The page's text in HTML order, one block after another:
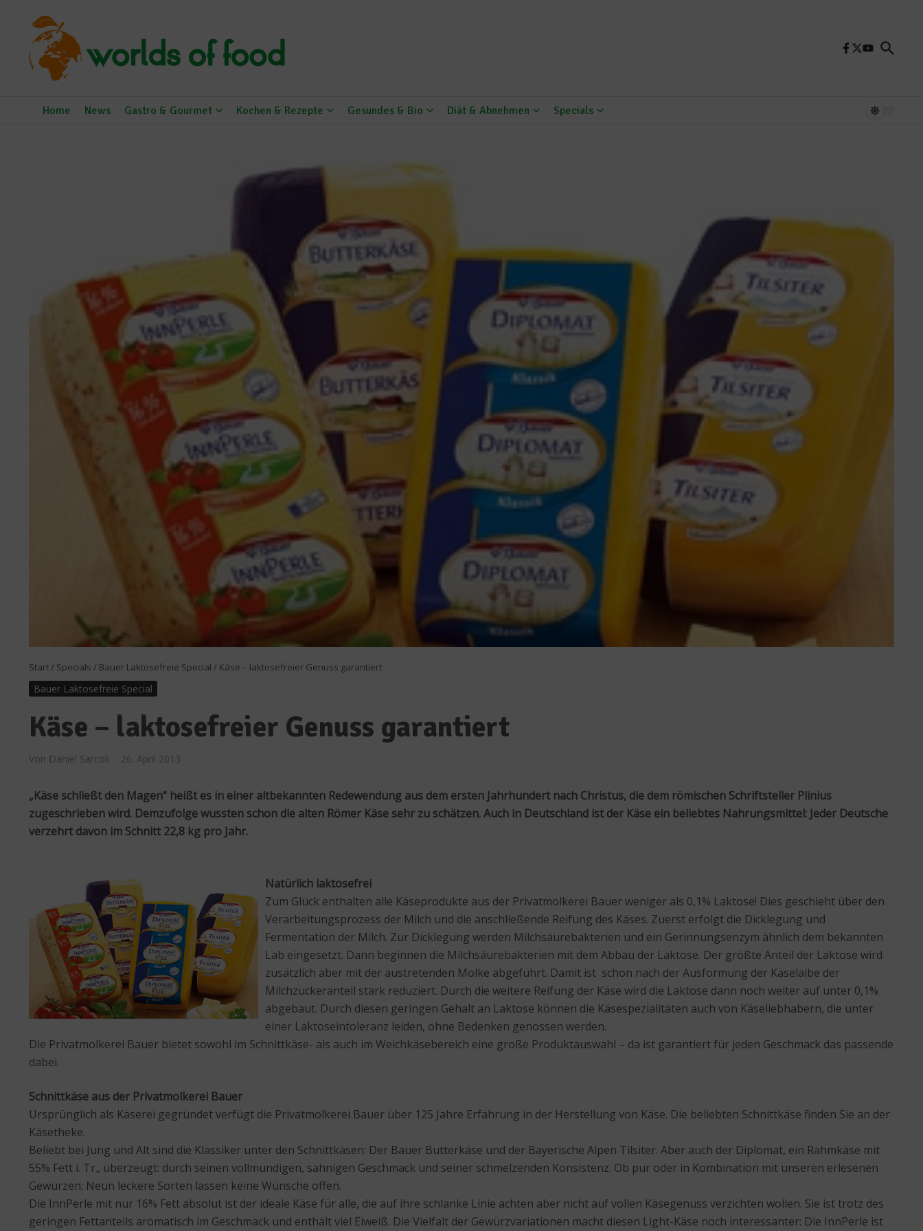
Home News Gastro & Gourmet Kochen & Rezepte Gesundes & Bio Diät & Abnehmen Specials
Start/ Specials / Bauer Laktosefreie Special / Käse – laktosefreier Genuss garantiert
Bauer Laktosefreie Special
Käse – laktosefreier Genuss garantiert
Von Daniel Sarcoli 26. April 2013
„Käse schließt den Magen“ heißt es in einer altbekannten Redewendung aus dem ersten Jahrhundert nach Christus, die dem römischen Schriftsteller Plinius
zugeschrieben wird. Demzufolge wussten schon die alten Römer Käse sehr zu schätzen. Auch in Deutschland ist der Käse ein beliebtes Nahrungsmittel: Jeder Deutsche
verzehrt davon im Schnitt 22,8 kg pro Jahr.
Natürlich laktosefrei
Zum Glück enthalten alle Käseprodukte aus der Privatmolkerei Bauer weniger als 0,1% Laktose! Dies geschieht über den
Verarbeitungsprozess der Milch und die anschließende Reifung des Käses. Zuerst erfolgt die Dicklegung und
Fermentation der Milch. Zur Dicklegung werden Milchsäurebakterien und ein Gerinnungsenzym ähnlich dem bekannten
Lab eingesetzt. Dann beginnen die Milchsäurebakterien mit dem Abbau der Laktose. Der größte Anteil der Laktose wird
zusätzlich aber mit der austretenden Molke abgeführt. Damit ist schon nach der Ausformung der Käselaibe der
Milchzuckeranteil stark reduziert. Durch die weitere Reifung der Käse wird die Laktose dann noch weiter auf unter 0,1%
abgebaut. Durch diesen geringen Gehalt an Laktose können die Käsespezialitäten auch von Käseliebhabern, die unter
einer Laktoseintoleranz leiden, ohne Bedenken genossen werden.
Die Privatmolkerei Bauer bietet sowohl im Schnittkäse- als auch im Weichkäsebereich eine große Produktauswahl – da ist garantiert für jeden Geschmack das passende
dabei.
Schnittkäse aus der Privatmolkerei Bauer
Ursprünglich als Käserei gegründet verfügt die Privatmolkerei Bauer über 125 Jahre Erfahrung in der Herstellung von Käse. Die beliebten Schnittkäse finden Sie an der
Käsetheke.
Beliebt bei Jung und Alt sind die Klassiker unter den Schnittkäsen: Der Bauer Butterkäse und der Bayerische Alpen Tilsiter. Aber auch der Diplomat, ein Rahmkäse mit
55% Fett i. Tr., überzeugt: durch seinen vollmundigen, sahnigen Geschmack und seiner schmelzenden Konsistenz. Ob pur oder in Kombination mit unseren erlesenen
Gewürzen: Neun leckere Sorten lassen keine Wünsche offen.
Die InnPerle mit nur 16% Fett absolut ist der ideale Käse für alle, die auf ihre schlanke Linie achten aber nicht auf vollen Käsegenuss verzichten wollen. Sie ist trotz des
geringen Fettanteils aromatisch im Geschmack und enthält viel Eiweiß. Die Vielfalt der Gewürzvariationen macht diesen Light-Käse noch interessanter: Die InnPerle ist